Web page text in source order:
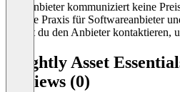
Der Anbieter kommuniziert keine
übliche Praxis für Softwareanbieter
kannst du den Anbieter kontaktieren,
Brightly Asset
Reviews (0)